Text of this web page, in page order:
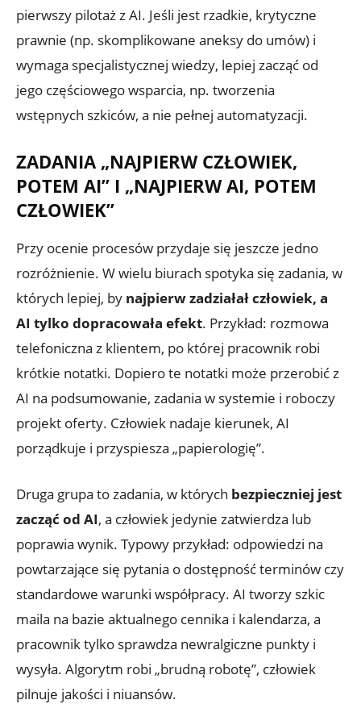
pierwszy pilotaż z AI. Jeśli jest rzadkie, krytyczne
prawnie (np. skomplikowane aneksy do umów) i
wymaga specjalistycznej wiedzy, lepiej zacząć od
jego częściowego wsparcia, np. tworzenia
wstępnych szkiców, a nie pełnej automatyzacji.
ZADANIA „NAJPIERW CZŁOWIEK,
POTEM AI” I „NAJPIERW AI, POTEM
CZŁOWIEK”
Przy ocenie procesów przydaje się jeszcze jedno
rozróżnienie. W wielu biurach spotyka się zadania, w
których lepiej, by najpierw zadziałał człowiek, a
AI tylko dopracowała efekt. Przykład: rozmowa
telefoniczna z klientem, po której pracownik robi
krótkie notatki. Dopiero te notatki może przerobić z
AI na podsumowanie, zadania w systemie i roboczy
projekt oferty. Człowiek nadaje kierunek, AI
porządkuje i przyspiesza „papierologię”.
Druga grupa to zadania, w których bezpieczniej jest
zacząć od AI, a człowiek jedynie zatwierdza lub
poprawia wynik. Typowy przykład: odpowiedzi na
powtarzające się pytania o dostępność terminów czy
standardowe warunki współpracy. AI tworzy szkic
maila na bazie aktualnego cennika i kalendarza, a
pracownik tylko sprawdza newralgiczne punkty i
wysyła. Algorytm robi „brudną robotę”, człowiek
pilnuje jakości i niuansów.